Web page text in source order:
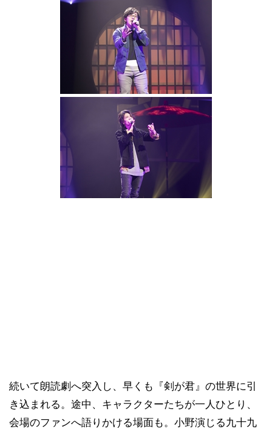
続いて朗読劇へ突入し、早くも『剣が君』の世界に引
き込まれる。途中、キャラクターたちが一人ひとり、
会場のファンへ語りかける場面も。小野演じる九十九